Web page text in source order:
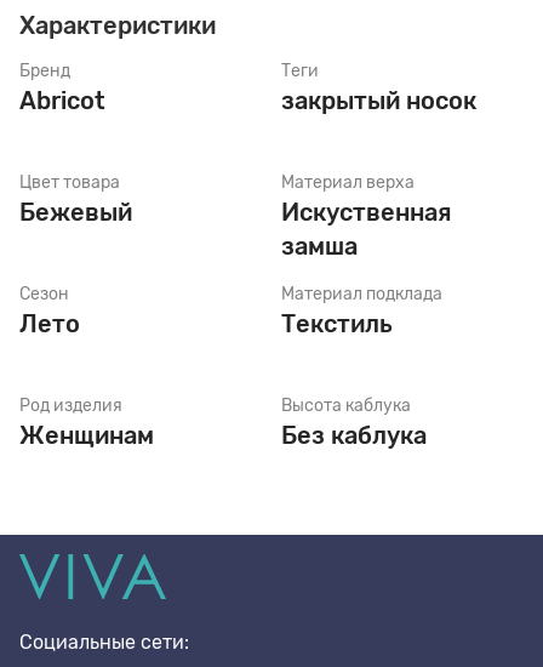
Характеристики
Бренд
Abricot
Цвет товара
Бежевый
Сезон
Лето
Род изделия
Женщинам
Теги
закрытый носок
Материал верха
Искуственная
замша
Материал подклада
Текстиль
Высота каблука
Без каблука
Социальные сети:
Стельки
Щетки